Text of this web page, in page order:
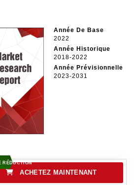
Année De Base
2022
Année Historique
2018-2022
Année Prévisionnelle
2023-2031
RÉDUCTION
ACHETEZ MAINTENANT